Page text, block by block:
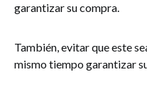
garantizar su compra.
También, evitar que este
mismo tiempo garantizar